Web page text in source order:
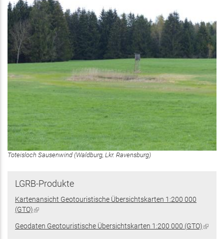
Toteisloch Sausenwind (Waldburg, Lkr. Ravensburg)
LGRB-Produkte
Kartenansicht Geotouristische Übersichtskarten 1:200 000
(GTO)(Link
extern)
Geodaten Geotouristische Übersichtskarten 1:200 000 (GTO)(Link